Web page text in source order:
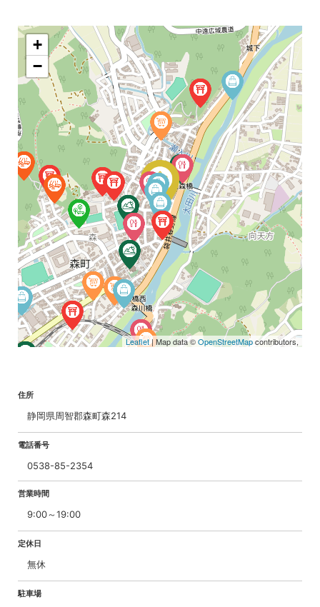
+
−
Leaflet| Map data ©OpenStreetMapcontributors,
住所
静岡県周智郡森町森214
電話番号
0538-85-2354
営業時間
9:00～19:00
定休日
無休
駐車場